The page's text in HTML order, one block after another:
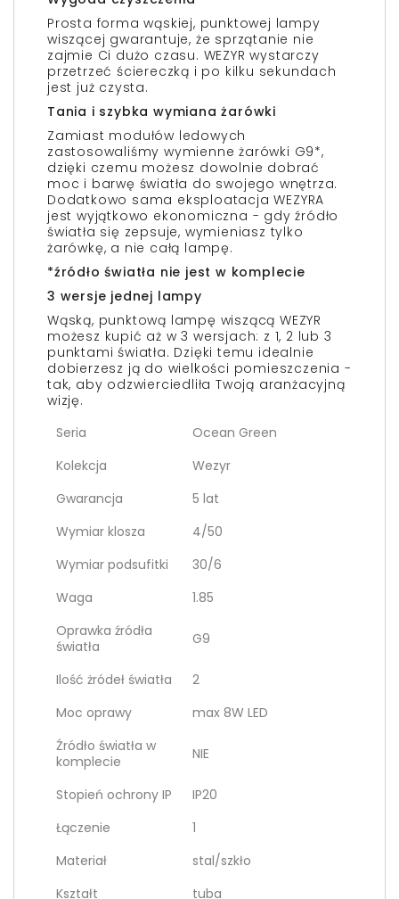
Prosta forma wąskiej, punktowej lampy
wiszącej gwarantuje, że sprzątanie nie
zajmie Ci dużo czasu. WEZYR wystarczy
przetrzeć ściereczką i po kilku sekundach
jest już czysta.
Tania i szybka wymiana żarówki
Zamiast modułów ledowych
zastosowaliśmy wymienne żarówki G9*,
dzięki czemu możesz dowolnie dobrać
moc i barwę światła do swojego wnętrza.
Dodatkowo sama eksploatacja WEZYRA
jest wyjątkowo ekonomiczna - gdy źródło
światła się zepsuje, wymieniasz tylko
żarówkę, a nie całą lampę.
*źródło światła nie jest w komplecie
3 wersje jednej lampy
Wąską, punktową lampę wiszącą WEZYR
możesz kupić aż w 3 wersjach: z 1, 2 lub 3
punktami światła. Dzięki temu idealnie
dobierzesz ją do wielkości pomieszczenia -
tak, aby odzwierciedliła Twoją aranżacyjną
wizję.
Seria
Ocean Green
Kolekcja
Wezyr
Gwarancja
5 lat
Wymiar klosza
4/50
Wymiar podsufitki
30/6
Waga
1.85
Oprawka źródła
światła
G9
Ilość żródeł światła
2
Moc oprawy
max 8W LED
Źródło światła w
komplecie
NIE
Stopień ochrony IP
IP20
Łączenie
1
Materiał
stal/szkło
Kształt
tuba